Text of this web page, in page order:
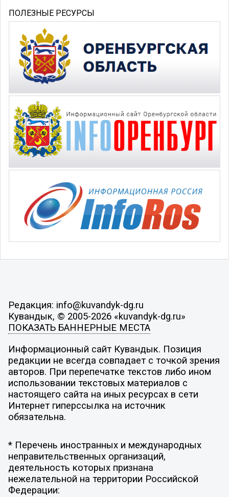
ПОЛЕЗНЫЕ РЕСУРСЫ
Редакция: info@kuvandyk-dg.ru
Кувандык, © 2005-2026 «kuvandyk-dg.ru»
ПОКАЗАТЬ БАННЕРНЫЕ МЕСТА
Информационный сайт Кувандык. Позиция
редакции не всегда совпадает с точкой зрения
авторов. При перепечатке текстов либо ином
использовании текстовых материалов с
настоящего сайта на иных ресурсах в сети
Интернет гиперссылка на источник
обязательна.
* Перечень иностранных и международных
неправительственных организаций,
деятельность которых признана
нежелательной на территории Российской
Федерации: